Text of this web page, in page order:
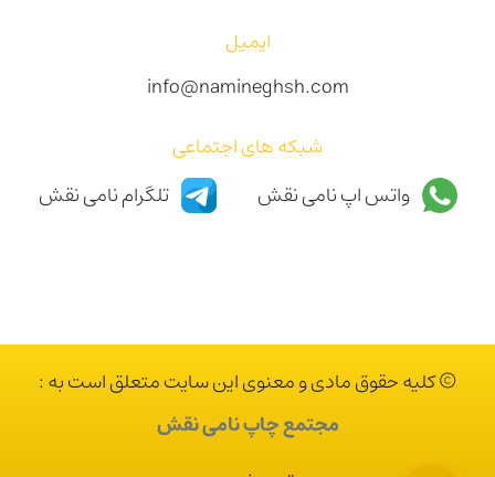
ایمیل
info@namineghsh.com
شبکه های اجتماعی
واتس اپ نامی نقش
تلگرام نامی نقش
© کلیه حقوق مادی و معنوی این سایت متعلق است به :
مجتمع چاپ نامی نقش